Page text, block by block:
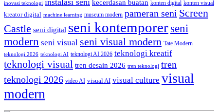
inovasi teknologi kecerdasan buatan konten digital konten visual
kreator digital machine learning museum modern pameran seni Screen
Castle seni digital seni kontemporer seni
modern seni visual seni visual modern Tate Modern
teknologi 2026 teknologi AI teknologi AI 2026 teknologi kreatif
teknologi visual tren desain 2026 tren teknologi tren
teknologi 2026 video AI visual AI visual culture visual
modern